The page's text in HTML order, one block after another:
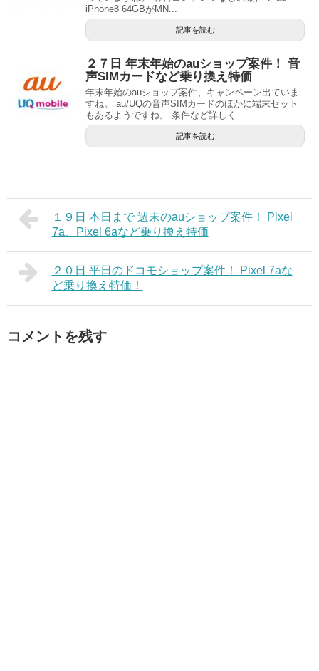
iPhone8 64GBがMN...
記事を読む
２７日 年末年始のauショップ案件！ 音
声SIMカードなど乗り換え特価
年末年始のauショップ案件、キャンペーン出ていま
すね。 au/UQの音声SIMカードのほかに端末セット
もあるようですね。 条件など詳しく...
記事を読む
１９日 本日まで 週末のauショップ案件！ Pixel
7a、Pixel 6aなど乗り換え特価
２０日 平日のドコモショップ案件！ Pixel 7aな
ど乗り換え特価！
コメントを残す